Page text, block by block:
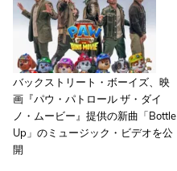
バックストリート・ボーイズ、映
画『パウ・パトロール ザ・ダイ
ノ・ムービー』提供の新曲「Bottle
Up」のミュージック・ビデオを公
開